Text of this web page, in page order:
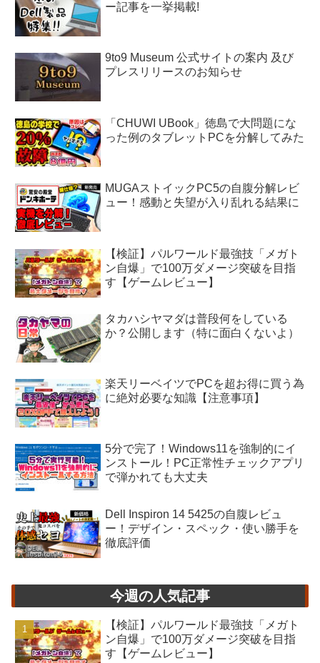
ー記事を一挙掲載!
9to9 Museum 公式サイトの案内 及び
プレスリリースのお知らせ
「CHUWI UBook」徳島で大問題にな
った例のタブレットPCを分解してみた
MUGAストイックPC5の自腹分解レビ
ュー！感動と失望が入り乱れる結果に
【検証】パルワールド最強技「メガト
ン自爆」で100万ダメージ突破を目指
す【ゲームレビュー】
タカハシヤマダは普段何をしている
か？公開します（特に面白くないよ）
楽天リーベイツでPCを超お得に買う為
に絶対必要な知識【注意事項】
5分で完了！Windows11を強制的にイ
ンストール！PC正常性チェックアプリ
で弾かれても大丈夫
Dell Inspiron 14 5425の自腹レビュ
ー！デザイン・スペック・使い勝手を
徹底評価
今週の人気記事
【検証】パルワールド最強技「メガト
ン自爆」で100万ダメージ突破を目指
す【ゲームレビュー】